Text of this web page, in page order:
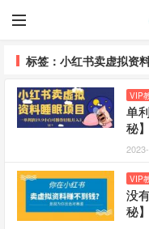
标签：小红书卖虚拟资
VIP
单
秘】
VIP
没
秘】